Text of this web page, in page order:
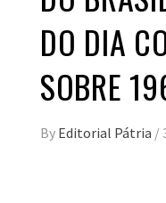
DO DIA
SOBRE
By Editorial Pátria /